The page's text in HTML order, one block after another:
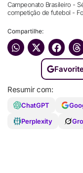
Campeonato Brasileiro -
competição de futebol -
Compartilhe:
Resumir com:
ChatGPT
Perplexity